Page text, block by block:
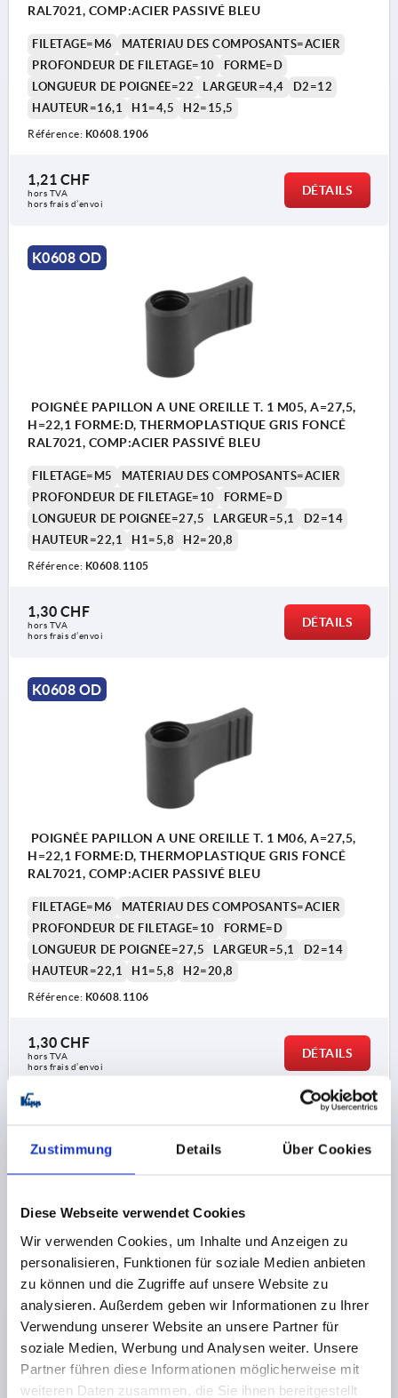
Zustimmung Details Über Cookies
Diese Webseite verwendet Cookies
Wir verwenden Cookies, um Inhalte und Anzeigen zu
personalisieren, Funktionen für soziale Medien anbieten
zu können und die Zugriffe auf unsere Website zu
analysieren. Außerdem geben wir Informationen zu Ihrer
Verwendung unserer Website an unsere Partner für
soziale Medien, Werbung und Analysen weiter. Unsere
Partner führen diese Informationen möglicherweise mit
weiteren Daten zusammen, die Sie ihnen bereitgestellt
RAL7021, COMP:ACIER PASSIVÉ BLEU
FILETAGE=M6
MATÉRIAU DES COMPOSANTS=ACIER
PROFONDEUR DE FILETAGE=10
FORME=D
LONGUEUR DE POIGNÉE=22
LARGEUR=4,4
D2=12
HAUTEUR=16,1
H1=4,5 H2=15,5
Référence: K0608.1906
1,21 CHF
hors TVA
hors frais d’envoi
DÉTAILS
K0608 OD
POIGNÉE PAPILLON A UNE OREILLE T. 1 M05, A=27,5,
H=22,1 FORME:D, THERMOPLASTIQUE GRIS FONCÉ
RAL7021, COMP:ACIER PASSIVÉ BLEU
FILETAGE=M5
MATÉRIAU DES COMPOSANTS=ACIER
PROFONDEUR DE FILETAGE=10
FORME=D
LONGUEUR DE POIGNÉE=27,5
LARGEUR=5,1
D2=14
HAUTEUR=22,1
H1=5,8 H2=20,8
Référence: K0608.1105
1,30 CHF
hors TVA
hors frais d’envoi
DÉTAILS
K0608 OD
POIGNÉE PAPILLON A UNE OREILLE T. 1 M06, A=27,5,
H=22,1 FORME:D, THERMOPLASTIQUE GRIS FONCÉ
RAL7021, COMP:ACIER PASSIVÉ BLEU
FILETAGE=M6
MATÉRIAU DES COMPOSANTS=ACIER
PROFONDEUR DE FILETAGE=10
FORME=D
LONGUEUR DE POIGNÉE=27,5
LARGEUR=5,1
D2=14
HAUTEUR=22,1
H1=5,8 H2=20,8
Référence: K0608.1106
1,30 CHF
hors TVA
hors frais d’envoi
DÉTAILS
POIGNÉE PAPILLON A UNE OREILLE T. 2 M08, A=37,5,
H=33,3 FORME:D, THERMOPLASTIQUE GRIS FONCÉ
RAL7021, COMP:ACIER PASSIVÉ BLEU
FILETAGE=M8
PROFONDEUR DE FILETAGE=14
FORME=D
LARGEUR=6,3